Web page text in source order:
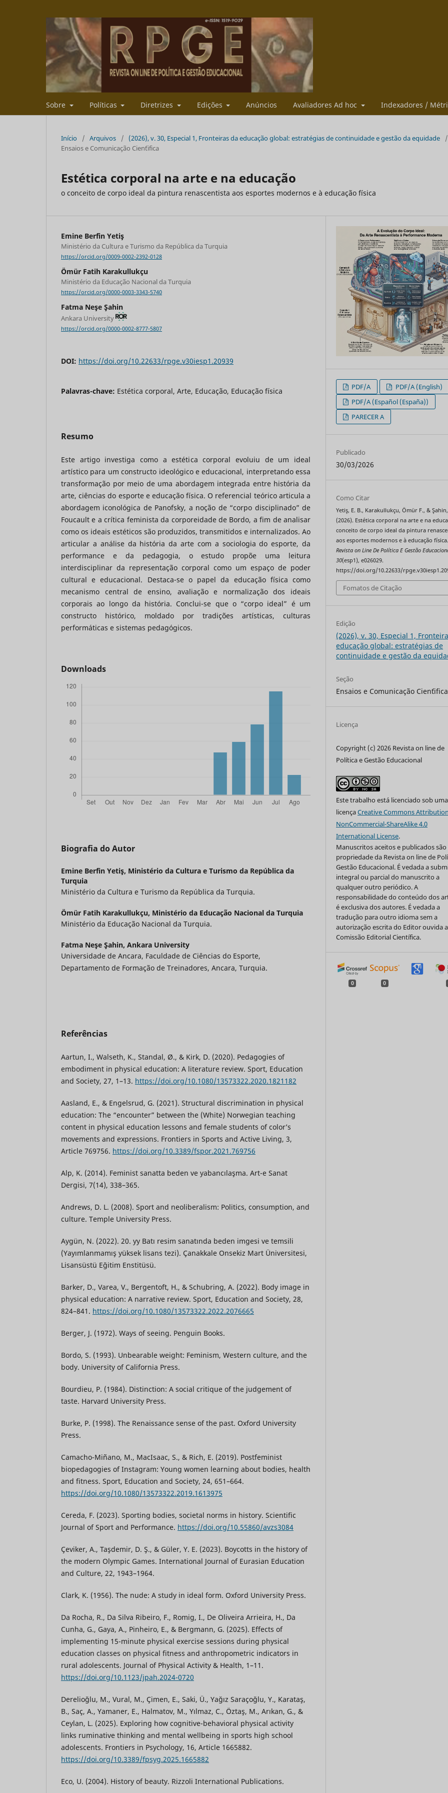
Sobre Políticas Diretrizes Edições Anúncios Avaliadores Ad hoc Indexadores /
Início / Arquivos / (2026), v. 30, Especial 1, Fronteiras da educação global: estratégias de continuidade e gestão da equidade
/
Ensaios e Comunicação Cien´tifica
Estética corporal na arte e na educação
o conceito de corpo ideal da pintura renascentista aos esportes modernos e à educação física
Emine Berfin Yetiş
Ministério da Cultura e Turismo da República da Turquia
https://orcid.org/0009-0002-2392-0128
Ömür Fatih Karakullukçu
Ministério da Educação Nacional da Turquia
https://orcid.org/0000-0003-3343-5740
Fatma Neşe Şahin
Ankara University
https://orcid.org/0000-0002-8777-5807
DOI: https://doi.org/10.22633/rpge.v30iesp1.20939
Palavras-chave: Estética corporal, Arte, Educação, Educação física
Resumo
Este artigo investiga como a estética corporal evoluiu de um ideal
artístico para um constructo ideológico e educacional, interpretando essa
transformação por meio de uma abordagem integrada entre história da
arte, ciências do esporte e educação física. O referencial teórico articula a
abordagem iconológica de Panofsky, a noção de “corpo disciplinado” de
Foucault e a crítica feminista da corporeidade de Bordo, a fim de analisar
como os ideais estéticos são produzidos, transmitidos e internalizados. Ao
articular a análise da história da arte com a sociologia do esporte, da
performance e da pedagogia, o estudo propõe uma leitura
interdisciplinar da representação corporal como um espaço de poder
cultural e educacional. Destaca-se o papel da educação física como
mecanismo central de ensino, avaliação e normalização dos ideais
corporais ao longo da história. Conclui-se que o “corpo ideal” é um
constructo histórico, moldado por tradições artísticas, culturas
performáticas e sistemas pedagógicos.
Downloads
Biografia do Autor
Emine Berfin Yetiş, Ministério da Cultura e Turismo da República da
Turquia
Ministério da Cultura e Turismo da República da Turquia.
Ömür Fatih Karakullukçu, Ministério da Educação Nacional da Turquia
Ministério da Educação Nacional da Turquia.
Fatma Neşe Şahin, Ankara University
Universidade de Ancara, Faculdade de Ciências do Esporte,
Departamento de Formação de Treinadores, Ancara, Turquia.
Referências
Aartun, I., Walseth, K., Standal, Ø., & Kirk, D. (2020). Pedagogies of
embodiment in physical education: A literature review. Sport, Education
and Society, 27, 1–13. https://doi.org/10.1080/13573322.2020.1821182
Aasland, E., & Engelsrud, G. (2021). Structural discrimination in physical
education: The “encounter” between the (White) Norwegian teaching
content in physical education lessons and female students of color’s
movements and expressions. Frontiers in Sports and Active Living, 3,
Article 769756. https://doi.org/10.3389/fspor.2021.769756
Alp, K. (2014). Feminist sanatta beden ve yabancılaşma. Art-e Sanat
Dergisi, 7(14), 338–365.
Andrews, D. L. (2008). Sport and neoliberalism: Politics, consumption, and
culture. Temple University Press.
Aygün, N. (2022). 20. yy Batı resim sanatında beden imgesi ve temsili
(Yayımlanmamış yüksek lisans tezi). Çanakkale Onsekiz Mart Üniversitesi,
Lisansüstü Eğitim Enstitüsü.
Barker, D., Varea, V., Bergentoft, H., & Schubring, A. (2022). Body image in
physical education: A narrative review. Sport, Education and Society, 28,
824–841. https://doi.org/10.1080/13573322.2022.2076665
Berger, J. (1972). Ways of seeing. Penguin Books.
Bordo, S. (1993). Unbearable weight: Feminism, Western culture, and the
body. University of California Press.
Bourdieu, P. (1984). Distinction: A social critique of the judgement of
taste. Harvard University Press.
Burke, P. (1998). The Renaissance sense of the past. Oxford University
Press.
Camacho-Miñano, M., MacIsaac, S., & Rich, E. (2019). Postfeminist
biopedagogies of Instagram: Young women learning about bodies, health
and fitness. Sport, Education and Society, 24, 651–664.
https://doi.org/10.1080/13573322.2019.1613975
Cereda, F. (2023). Sporting bodies, societal norms in history. Scientific
Journal of Sport and Performance. https://doi.org/10.55860/avzs3084
Çeviker, A., Taşdemir, D. Ş., & Güler, Y. E. (2023). Boycotts in the history of
the modern Olympic Games. International Journal of Eurasian Education
and Culture, 22, 1943–1964.
Clark, K. (1956). The nude: A study in ideal form. Oxford University Press.
Da Rocha, R., Da Silva Ribeiro, F., Romig, I., De Oliveira Arrieira, H., Da
Cunha, G., Gaya, A., Pinheiro, E., & Bergmann, G. (2025). Effects of
implementing 15-minute physical exercise sessions during physical
education classes on physical fitness and anthropometric indicators in
rural adolescents. Journal of Physical Activity & Health, 1–11.
https://doi.org/10.1123/jpah.2024-0720
Derelioğlu, M., Vural, M., Çimen, E., Saki, Ü., Yağız Saraçoğlu, Y., Karataş,
B., Saç, A., Yamaner, E., Halmatov, M., Yılmaz, C., Öztaş, M., Arıkan, G., &
Ceylan, L. (2025). Exploring how cognitive-behavioral physical activity
links ruminative thinking and mental wellbeing in sports high school
adolescents. Frontiers in Psychology, 16, Article 1665882.
https://doi.org/10.3389/fpsyg.2025.1665882
Eco, U. (2004). History of beauty. Rizzoli International Publications.
PDF/A
PDF/A (English)
PDF/A (Español (España))
PARECER A
Publicado
30/03/2026
Como Citar
Yetiş, E. B., Karakullukçu, Ömür F., &
(2026). Estética corporal na arte e na
conceito de corpo ideal da pintura
aos esportes modernos e à educação física.
Revista on Line De Política E Gestão
30(esp1), e026029.
https://doi.org/10.22633/
Fomatos de Citação
Edição
(2026), v. 30, Especial 1,
educação global: estratégias de
continuidade e gestão da
Seção
Ensaios e Comunicação Cien´tifica
Licença
Copyright (c) 2026 Revista on line de
Política e Gestão Educacional
Este trabalho está licenciado sob uma
licençaCreative Commons
NonCommercial-ShareAlike 4.0
International License.
Manuscritos aceitos e publicados são
propriedade da Revista on line de
Gestão Educacional. É vedada a
integral ou parcial do manuscrito a
qualquer outro periódico. A
responsabilidade do conteúdo dos
é exclusiva dos autores. É vedada a
tradução para outro idioma sem a
autorização escrita do Editor ouvida a
Comissão Editorial Científica.
0 0